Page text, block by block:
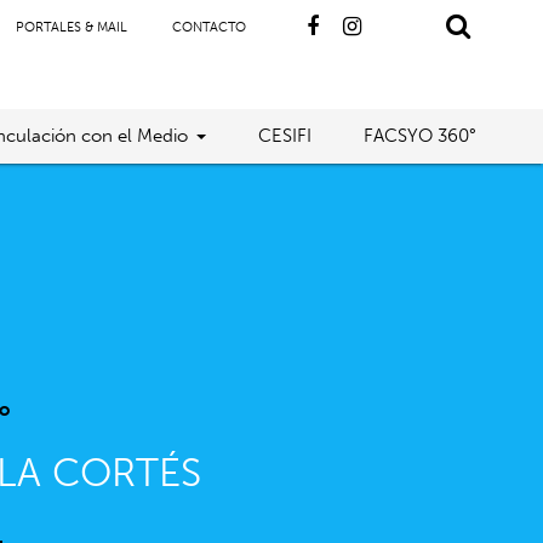
PORTALES & MAIL CONTACTO
con el Medio CESIFI FACSYO 360°
CORTÉS